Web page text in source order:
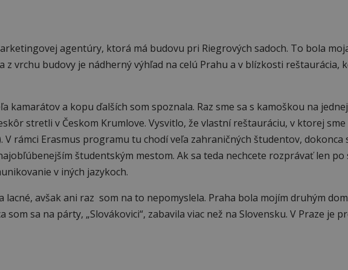
agentúry, ktorá má budovu pri Riegrových sadoch. To bola
vrchu budovy je nádherný výhľad na celú Prahu a v blízkosti reštaurácia,
kamarátov a kopu ďalších som spoznala. Raz sme sa s kamoškou na
stretli v Českom Krumlove. Vysvitlo, že vlastní reštauráciu, v ktorej sme
rámci Erasmus programu tu chodí veľa zahraničných študentov, dokonca
študentským mestom. Ak sa teda nechcete rozprávať len po
v iných jazykoch.
lacné, avšak ani raz som na to nepomyslela. Praha bola mojím druhým
sa na párty, „Slovákovici“, zabavila viac než na Slovensku. V Praze je